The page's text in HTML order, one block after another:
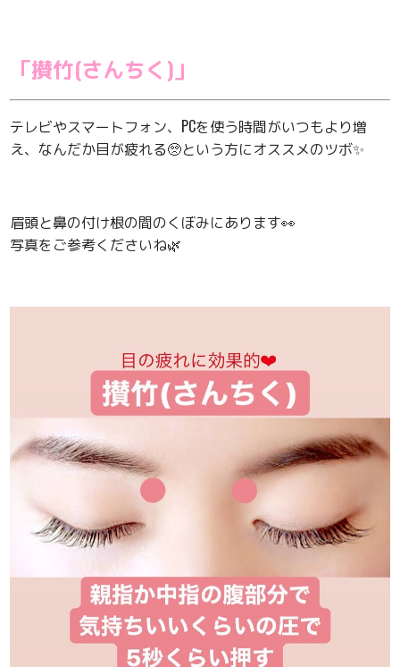
「攅竹(さんちく)」
テレビやスマートフォン、PCを使う時間がいつもより増
え、なんだか目が疲れる🥺という方にオススメのツボ✨
眉頭と鼻の付け根の間のくぼみにあります👀
写真をご参考くださいね🌿